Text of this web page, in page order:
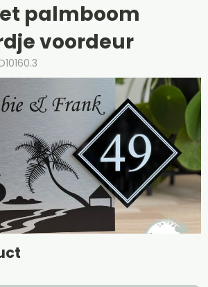
palmboom
voordeur